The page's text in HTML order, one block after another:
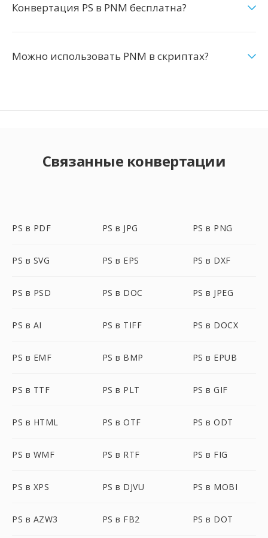
Конвертация PS в PNM бесплатна?
Можно использовать PNM в скриптах?
Связанные конвертации
PS в PDF PS в JPG PS в PNG
PS в SVG PS в EPS PS в DXF
PS в PSD PS в DOC PS в JPEG
PS в AI PS в TIFF PS в DOCX
PS в EMF PS в BMP PS в EPUB
PS в TTF PS в PLT PS в GIF
PS в HTML PS в OTF PS в ODT
PS в WMF PS в RTF PS в FIG
PS в XPS PS в DJVU PS в MOBI
PS в AZW3 PS в FB2 PS в DOT